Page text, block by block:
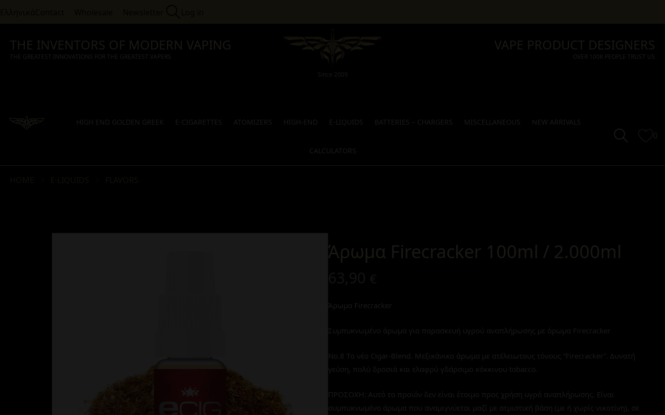
THE INVENTORS OF MODERN VAPING VAPE PRODUCT DESIGNERS
THE GREATEST INNOVATIONS FOR THE GREATEST VAPERS
Since 2009
OVER 100K PEOPLE TRUST US
HIGH END GOLDEN GREEK E-CIGARETTES ATOMIZERS HIGH-END E-LIQUIDS BATTERIES – CHARGERS MISCELLANEOUS NEW ARRIVALS
CALCULATORS
0
Άρωμα Firecracker 100ml / 2.000ml
Άρωμα Firecracker
Συμπυκνωμένο άρωμα για παρασκευή υγρού αναπλήρωσης με άρωμα Firecracker
No.8 Tο νέο Cigar-Blend. Μεξικάνικο άρωμα με ατέλειωτους τόνους “Firecracker”. Δυνατή
γεύση, πολύ δροσιά και ελαφρύ γδάρσιμο κόκκινου tobacco.
ΠΡΟΣΟΧΗ: Αυτό το προϊόν δεν είναι έτοιμο προς χρήση υγρό αναπλήρωσης. Είναι
συμπυκνωμένο άρωμα που αναμιγνύεται μαζί με ατμιστική βάση (με ή χωρίς νικοτίνη), σε